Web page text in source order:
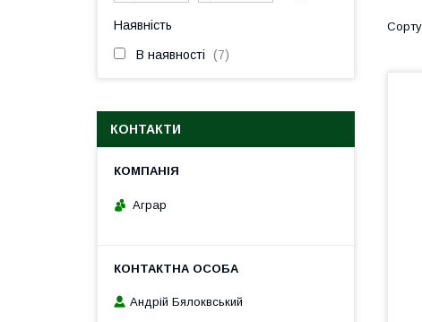
Наявність
В наявності 7
КОНТАКТИ
Аграр
Андрій Бялоквський